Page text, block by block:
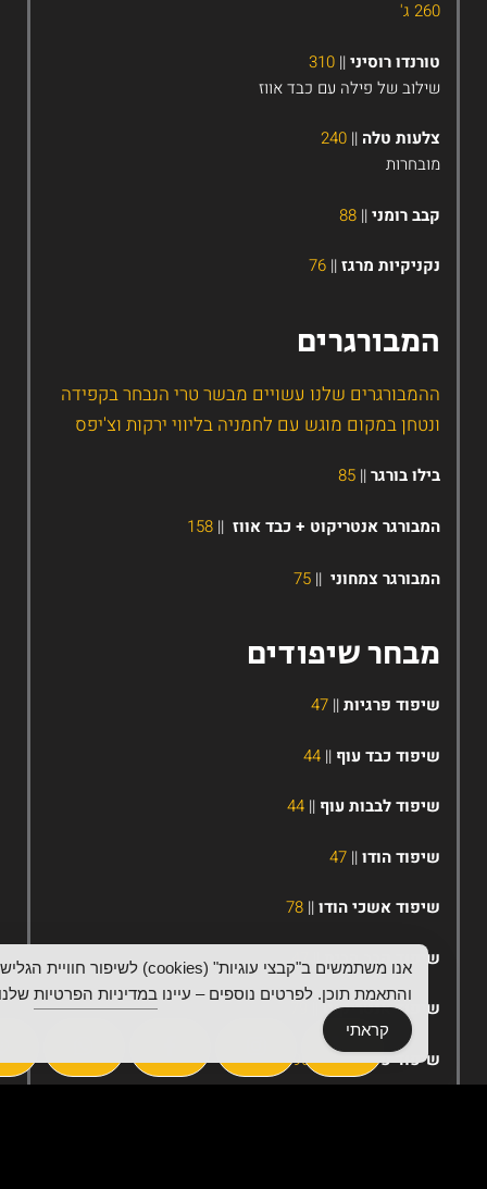
טורנדו רוסיני||
310
שילוב של פילה עם כבד אווז
צלעות טלה||
240
מובחרות
קבב רומני||
88
נקניקיות מרגז||
76
המבורגרים
ההמבורגרים שלנו עשויים מבשר טרי הנבחר בקפידה
ונטחן במקום מוגש עם לחמניה בליווי ירקות וצ'יפס
בילו בורגר||
85
המבורגר אנטריקוט +כבד אווז ||
158
המבורגר צמחוני ||
75
מבחר שיפודים
שיפוד פרגיות||
47
שיפוד כבד עוף||
44
שיפוד לבבות עוף||
44
שיפוד הודו||
47
שיפוד אשכי הודו||
78
שיפוד קבב הבית||
47
שיפוד אנטריקוט||
79
שיפוד פילה בקר||
90
אנו משתמשים ב"קבצי עוגיות" (cookies) לשיפור חוויית הגלישה
והתאמת תוכן. לפרטים נוספים – עיינו במדיניות הפרטיותשלנו.
קראתי